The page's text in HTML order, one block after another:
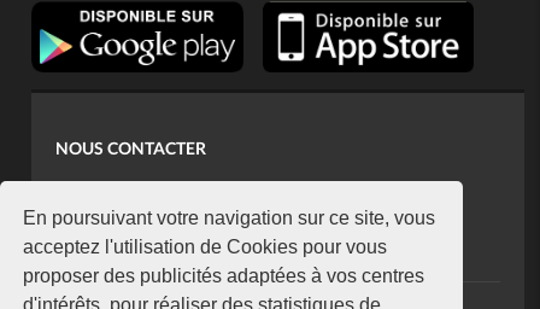
En poursuivant votre navigation sur ce site, vous
acceptez l'utilisation de Cookies pour vous
proposer des publicités adaptées à vos centres
d'intérêts, pour réaliser des statistiques de
NOUS CONTACTER
koaci@yahoo.fr
+225 07 08 85 52 93